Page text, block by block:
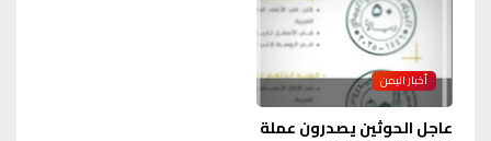
أخبار اليمن
عاجل الحوثين يصدرون عملة